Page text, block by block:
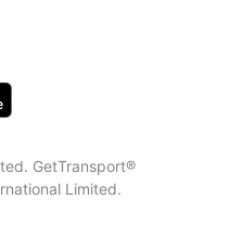
GetTransport®
Limited.